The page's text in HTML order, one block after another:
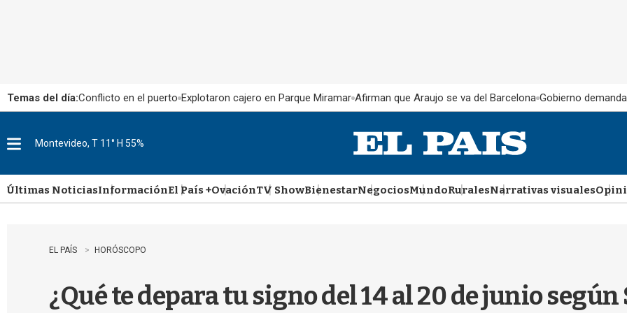
Temas del día:Conflicto en el puerto Explotaron cajero en Parque Miramar Afirman que Araujo se va del Barcelona Gobierno
u
Montevideo, T 11° H 55%
Últimas NoticiasInformaciónEl País +OvaciónTV ShowBienestarNegociosMundoRuralesNarrativas visuales
EL PAÍS HORÓSCOPO
¿Qué te depara tu signo del 14 al 20 de junio